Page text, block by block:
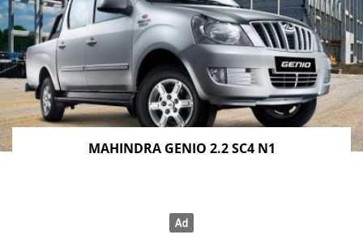
MAHINDRA GENIO 2.2 SC4 N1